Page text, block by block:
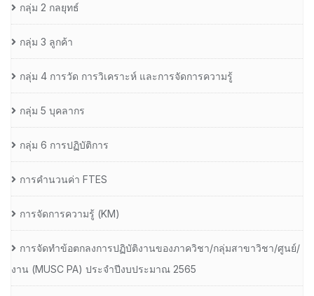
กลุ่ม 2 กลยุทธ์
กลุ่ม 3 ลูกค้า
กลุ่ม 4 การวัด การวิเคราะห์ และการจัดการความรู้
กลุ่ม 5 บุคลากร
กลุ่ม 6 การปฏิบัติการ
การคำนวนค่า FTES
การจัดการความรู้ (KM)
การจัดทำข้อตกลงการปฏิบัติงานของภาควิชา/กลุ่มสาขาวิชา/ศูนย์/
งาน (MUSC PA) ประจำปีงบประมาณ 2565